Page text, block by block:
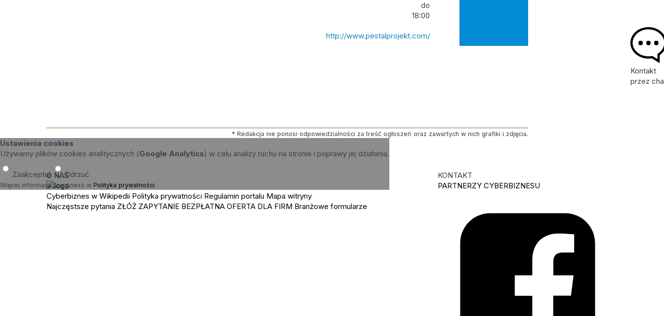
do
18:00
http://www.pestalprojekt.com/
* Redakcja nie ponosi odpowiedzialności za treść ogłoszeń oraz zawartych w nich grafiki i zdjęcia.
Kontakt
przez
Ustawienia cookies
Używamy plików cookies analitycznych (Google Analytics) w celu analizy ruchu na stronie i poprawy jej działania.
Zaakceptuj Odrzuć
Więcej informacji znajdziesz w Polityka prywatności.
O NAS
Cyberbiznes w Wikipedii Polityka prywatności Regulamin portalu Mapa witryny
Najczęstsze pytania ZŁÓŻ ZAPYTANIE BEZPŁATNA OFERTA DLA FIRM Branżowe formularze
KONTAKT
PARTNERZY CYBERBIZNESU